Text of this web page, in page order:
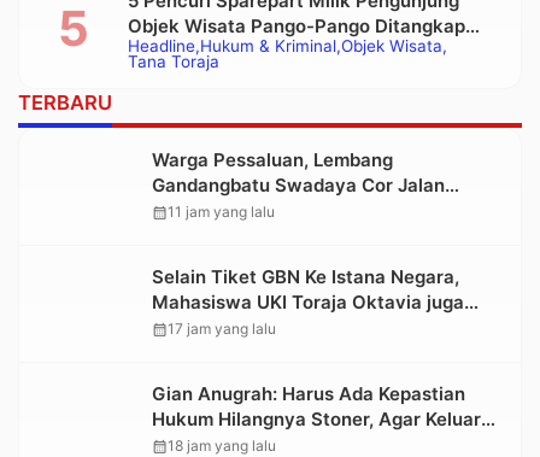
Headline Hukum & Kriminal Objek Wisata
Tana Toraja
Objek Wisata Pango-Pango Ditangkap
Polisi
TERBARU
Warga Pessaluan, Lembang
Gandangbatu Swadaya Cor Jalan
Kabupaten
calendar_month11 jam yang lalu
Selain Tiket GBN Ke Istana Negara,
Mahasiswa UKI Toraja Oktavia juga
Lolos ke Pekan Seni Mahasiswa
calendar_month17 jam yang lalu
Gian Anugrah: Harus Ada Kepastian
Hukum Hilangnya Stoner, Agar Keluarga
tidak Larut dalam Trauma dan
calendar_month18 jam yang lalu